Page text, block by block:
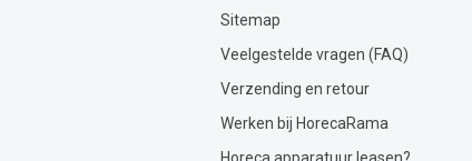
Sitemap
Veelgestelde vragen (FAQ)
Verzending en retour
Werken bij HorecaRama